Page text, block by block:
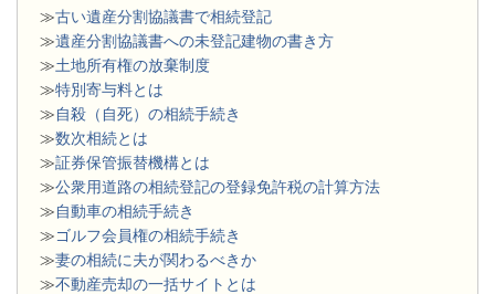
≫古い遺産分割協議書で相続登記
≫遺産分割協議書への未登記建物の書き方
≫土地所有権の放棄制度
≫特別寄与料とは
≫自殺（自死）の相続手続き
≫数次相続とは
≫証券保管振替機構とは
≫公衆用道路の相続登記の登録免許税の計算方法
≫自動車の相続手続き
≫ゴルフ会員権の相続手続き
≫妻の相続に夫が関わるべきか
≫不動産売却の一括サイトとは